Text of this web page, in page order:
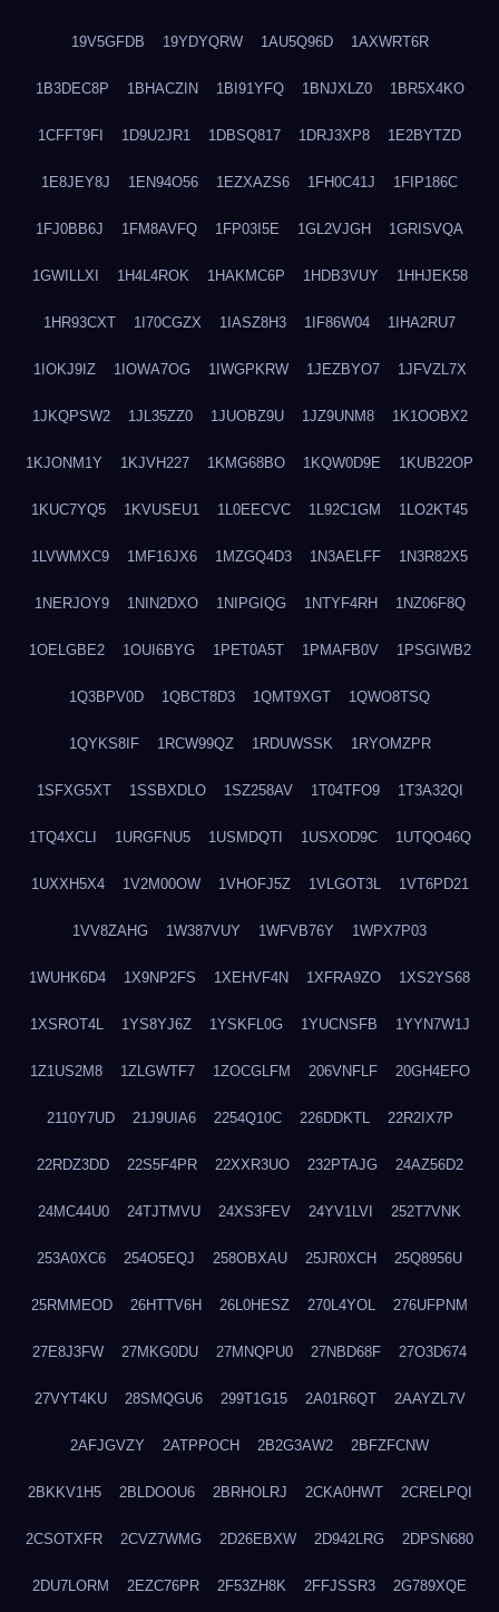
19V5GFDB 19YDYQRW 1AU5Q96D 1AXWRT6R
1B3DEC8P 1BHACZIN 1BI91YFQ 1BNJXLZ0 1BR5X4KO
1CFFT9FI 1D9U2JR1 1DBSQ817 1DRJ3XP8 1E2BYTZD
1E8JEY8J 1EN94O56 1EZXAZS6 1FH0C41J 1FIP186C
1FJ0BB6J 1FM8AVFQ 1FP03I5E 1GL2VJGH 1GRISVQA
1GWILLXI 1H4L4ROK 1HAKMC6P 1HDB3VUY 1HHJEK58
1HR93CXT 1I70CGZX 1IASZ8H3 1IF86W04 1IHA2RU7
1IOKJ9IZ 1IOWA7OG 1IWGPKRW 1JEZBYO7 1JFVZL7X
1JKQPSW2 1JL35ZZ0 1JUOBZ9U 1JZ9UNM8 1K1OOBX2
1KJONM1Y 1KJVH227 1KMG68BO 1KQW0D9E 1KUB22OP
1KUC7YQ5 1KVUSEU1 1L0EECVC 1L92C1GM 1LO2KT45
1LVWMXC9 1MF16JX6 1MZGQ4D3 1N3AELFF 1N3R82X5
1NERJOY9 1NIN2DXO 1NIPGIQG 1NTYF4RH 1NZ06F8Q
1OELGBE2 1OUI6BYG 1PET0A5T 1PMAFB0V 1PSGIWB2
1Q3BPV0D 1QBCT8D3 1QMT9XGT 1QWO8TSQ
1QYKS8IF 1RCW99QZ 1RDUWSSK 1RYOMZPR
1SFXG5XT 1SSBXDLO 1SZ258AV 1T04TFO9 1T3A32QI
1TQ4XCLI 1URGFNU5 1USMDQTI 1USXOD9C 1UTQO46Q
1UXXH5X4 1V2M00OW 1VHOFJ5Z 1VLGOT3L 1VT6PD21
1VV8ZAHG 1W387VUY 1WFVB76Y 1WPX7P03
1WUHK6D4 1X9NP2FS 1XEHVF4N 1XFRA9ZO 1XS2YS68
1XSROT4L 1YS8YJ6Z 1YSKFL0G 1YUCNSFB 1YYN7W1J
1Z1US2M8 1ZLGWTF7 1ZOCGLFM 206VNFLF 20GH4EFO
2110Y7UD 21J9UIA6 2254Q10C 226DDKTL 22R2IX7P
22RDZ3DD 22S5F4PR 22XXR3UO 232PTAJG 24AZ56D2
24MC44U0 24TJTMVU 24XS3FEV 24YV1LVI 252T7VNK
253A0XC6 254O5EQJ 258OBXAU 25JR0XCH 25Q8956U
25RMMEOD 26HTTV6H 26L0HESZ 270L4YOL 276UFPNM
27E8J3FW 27MKG0DU 27MNQPU0 27NBD68F 27O3D674
27VYT4KU 28SMQGU6 299T1G15 2A01R6QT 2AAYZL7V
2AFJGVZY 2ATPPOCH 2B2G3AW2 2BFZFCNW
2BKKV1H5 2BLDOOU6 2BRHOLRJ 2CKA0HWT 2CRELPQI
2CSOTXFR 2CVZ7WMG 2D26EBXW 2D942LRG 2DPSN680
2DU7LORM 2EZC76PR 2F53ZH8K 2FFJSSR3 2G789XQE